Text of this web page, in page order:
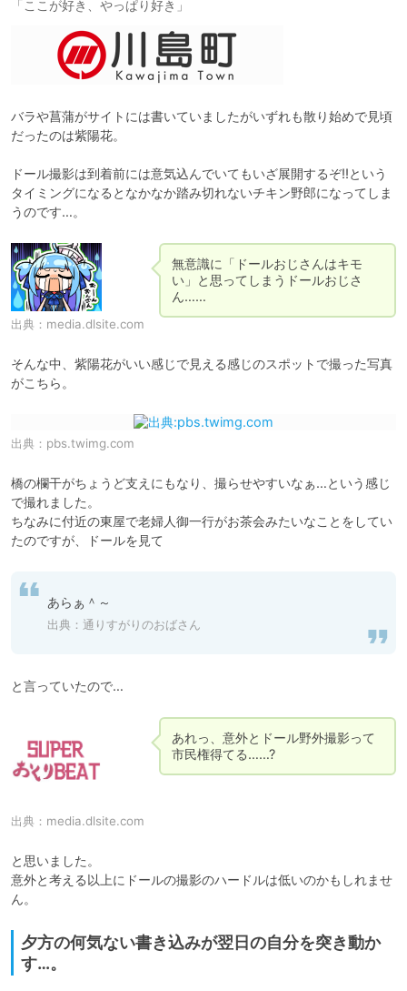
「ここが好き、やっぱり好き」
バラや菖蒲がサイトには書いていましたがいずれも散り始めで見頃
だったのは紫陽花。
ドール撮影は到着前には意気込んでいてもいざ展開するぞ!!という
タイミングになるとなかなか踏み切れないチキン野郎になってしま
うのです…。
出典： media.dlsite.com
無意識に「ドールおじさんはキモ
い」と思ってしまうドールおじさ
ん……
そんな中、紫陽花がいい感じで見える感じのスポットで撮った写真
がこちら。
出典： pbs.twimg.com
橋の欄干がちょうど支えにもなり、撮らせやすいなぁ…という感じ
で撮れました。
ちなみに付近の東屋で老婦人御一行がお茶会みたいなことをしてい
たのですが、ドールを見て
あらぁ＾～
出典：通りすがりのおばさん
と言っていたので…
出典： media.dlsite.com
あれっ、意外とドール野外撮影って
市民権得てる……?
と思いました。
意外と考える以上にドールの撮影のハードルは低いのかもしれませ
ん。
夕方の何気ない書き込みが翌日の自分を突き動か
す…。